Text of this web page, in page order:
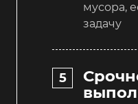
мусора,
задачу